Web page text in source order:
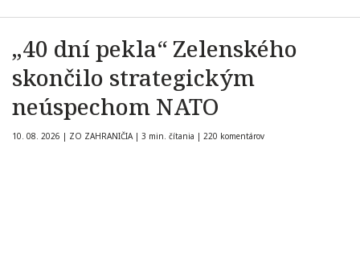
„40 dní pekla“ Zelenského
skončilo strategickým
neúspechom NATO
10. 08. 2026 | ZO ZAHRANIČIA | 3 min. čítania | 220 komentárov